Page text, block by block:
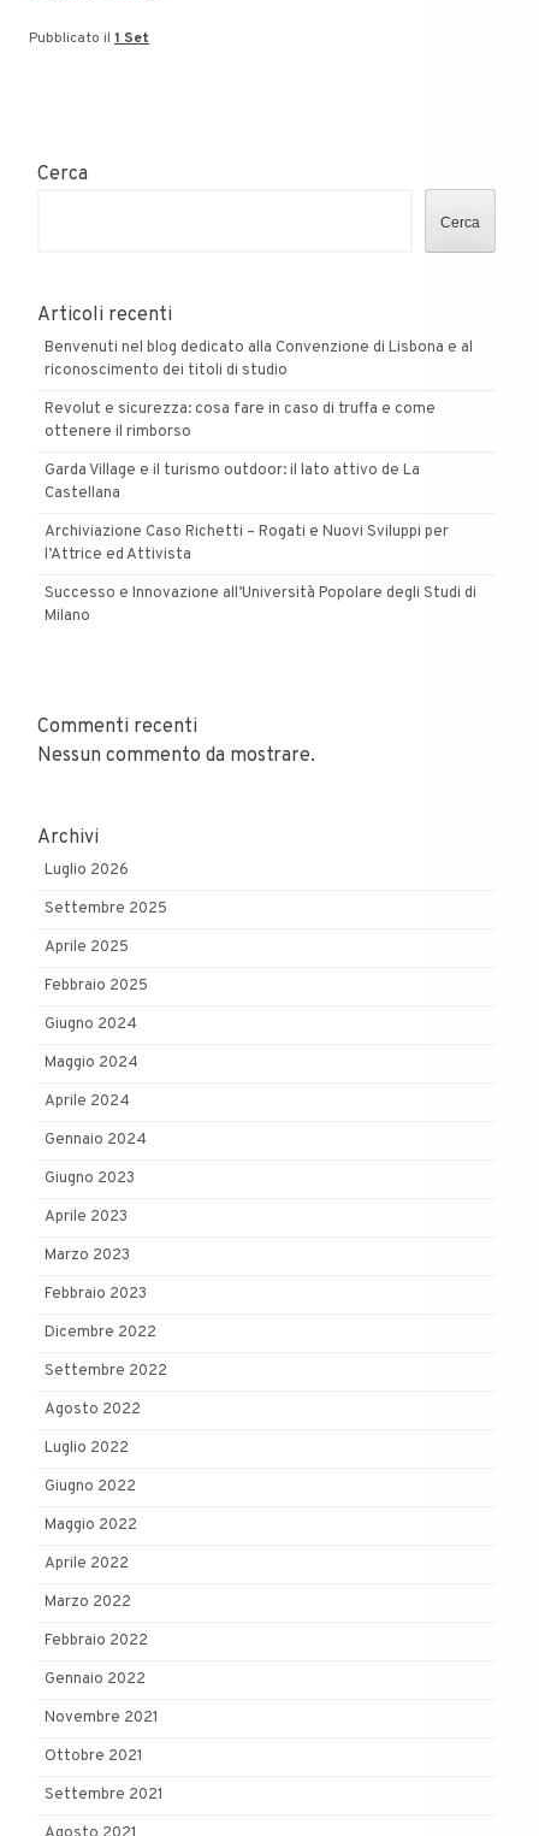
Delle
Pubblicato il 1 Set
Cerca
Cerca
Articoli recenti
Benvenuti nel blog dedicato alla Convenzione di Lisbona e al
riconoscimento dei titoli di studio
Revolut e sicurezza: cosa fare in caso di truffa e come
ottenere il rimborso
Garda Village e il turismo outdoor: il lato attivo de La
Castellana
Archiviazione Caso Richetti – Rogati e Nuovi Sviluppi per
l’Attrice ed Attivista
Successo e Innovazione all’Università Popolare degli Studi di
Milano
Commenti recenti
Nessun commento da mostrare.
Archivi
Luglio 2026
Settembre 2025
Aprile 2025
Febbraio 2025
Giugno 2024
Maggio 2024
Aprile 2024
Gennaio 2024
Giugno 2023
Aprile 2023
Marzo 2023
Febbraio 2023
Dicembre 2022
Settembre 2022
Agosto 2022
Luglio 2022
Giugno 2022
Maggio 2022
Aprile 2022
Marzo 2022
Febbraio 2022
Gennaio 2022
Novembre 2021
Ottobre 2021
Settembre 2021